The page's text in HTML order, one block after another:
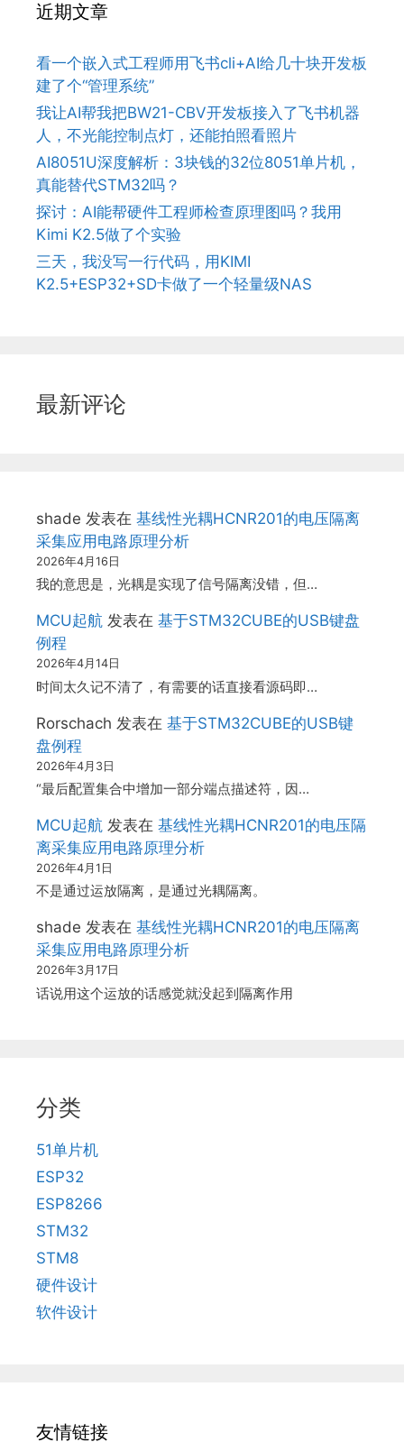
近期文章
看一个嵌入式工程师用飞书cli+AI给几十块开发板
建了个“管理系统”
我让AI帮我把BW21-CBV开发板接入了飞书机器
人，不光能控制点灯，还能拍照看照片
AI8051U深度解析：3块钱的32位8051单片机，
真能替代STM32吗？
探讨：AI能帮硬件工程师检查原理图吗？我用
Kimi K2.5做了个实验
三天，我没写一行代码，用KIMI
K2.5+ESP32+SD卡做了一个轻量级NAS
最新评论
shade 发表在 基线性光耦HCNR201的电压隔离
采集应用电路原理分析
2026年4月16日
我的意思是，光耦是实现了信号隔离没错，但…
MCU起航 发表在 基于STM32CUBE的USB键盘
例程
2026年4月14日
时间太久记不清了，有需要的话直接看源码即…
Rorschach 发表在 基于STM32CUBE的USB键
盘例程
2026年4月3日
“最后配置集合中增加一部分端点描述符，因…
MCU起航 发表在 基线性光耦HCNR201的电压隔
离采集应用电路原理分析
2026年4月1日
不是通过运放隔离，是通过光耦隔离。
shade 发表在 基线性光耦HCNR201的电压隔离
采集应用电路原理分析
2026年3月17日
话说用这个运放的话感觉就没起到隔离作用
分类
51单片机
ESP32
ESP8266
STM32
STM8
硬件设计
软件设计
友情链接